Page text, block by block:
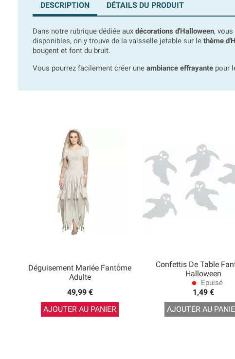
DESCRIPTION DÉTAILS DU PRODUIT
Dans notre rubrique dédiée aux décorations d'Halloween,
disponibles, on y trouve de la vaisselle jetable sur le thème
bougent et font du bruit.
Vous pourrez facilement créer une ambiance effrayante pour
Déguisement Mariée Fantôme
Adulte
49,99 €
AJOUTER AU PANIER
Confettis De Table
Halloween
lens Epuisé
1,49 €
AJOUTER AU